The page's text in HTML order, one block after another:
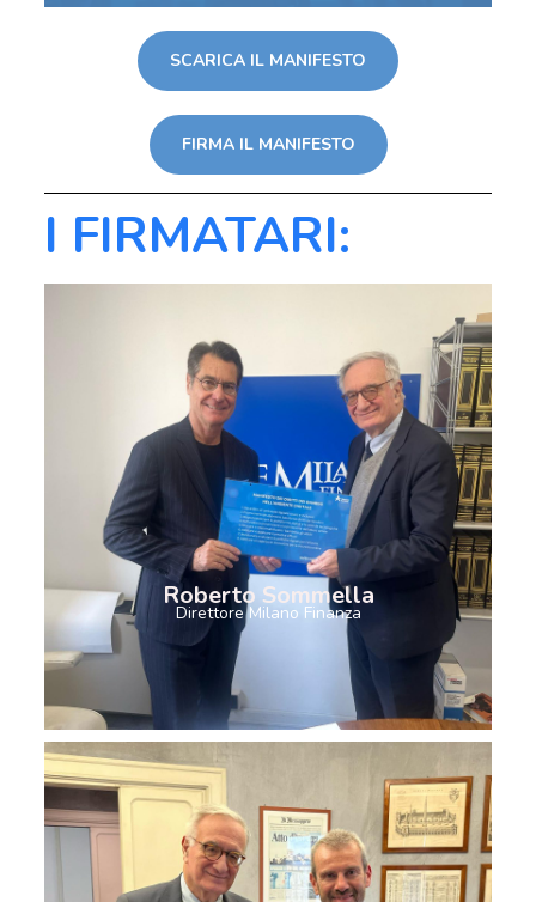
SCARICA IL MANIFESTO
FIRMA IL MANIFESTO
I FIRMATARI:
Roberto Sommella
Direttore Milano Finanza